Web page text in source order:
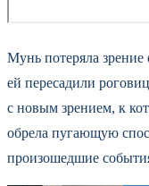
Мунь потеряла зрение
ей пересадили
с новым зрением, к
обрела пугающую
произошедшие